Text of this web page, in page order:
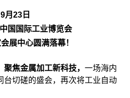
9月23日
国国际工业博览会
展中心圆满落幕！
聚焦金属加工新科技，一场海内
台切磋的盛会，再次将工业自动